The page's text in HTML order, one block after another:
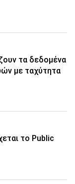
τα δεδομένα
με ταχύτητα
το Public